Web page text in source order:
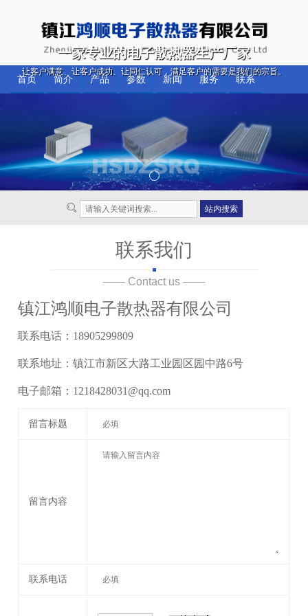
首页 简介 产品 参数 新闻 服务 联系
一家专业的电子散热器生产厂家
让客户满意、让客户成功、让同仁认可，满足客户的需要是我们的宗旨。
联系我们
—— Contact us ——
镇江鸿顺电子散热器有限公司
联系电话：18905299809
联系地址：镇江市新区大路工业园区园中路6号
电子邮箱：1218428031@qq.com
留言标题
留言内容
联系电话